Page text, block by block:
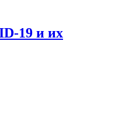
19 и их